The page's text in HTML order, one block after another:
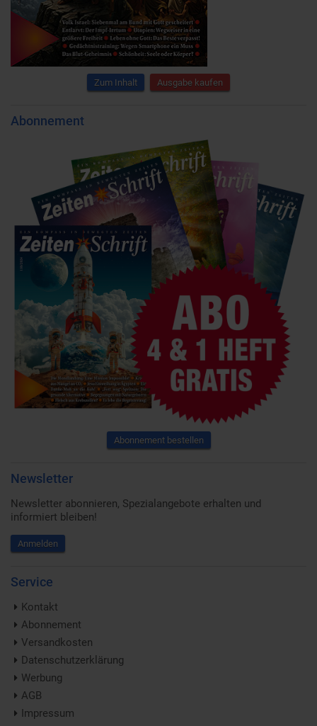
Zum Inhalt Ausgabe kaufen
Abonnement
Abonnement bestellen
Newsletter
Newsletter abonnieren, Spezialangebote erhalten und
informiert bleiben!
Anmelden
Service
Kontakt
Abonnement
Versandkosten
Datenschutzerklärung
Werbung
AGB
Impressum